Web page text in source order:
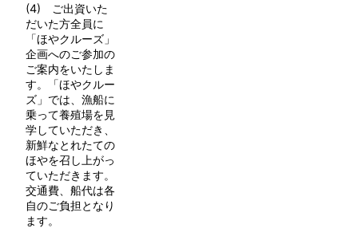
(4) ご出資いた
だいた方全員に
「ほやクルーズ」
企画へのご参加の
ご案内をいたしま
す。「ほやクルー
ズ」では、漁船に
乗って養殖場を見
学していただき、
新鮮なとれたての
ほやを召し上がっ
ていただきます。
交通費、船代は各
自のご負担となり
ます。